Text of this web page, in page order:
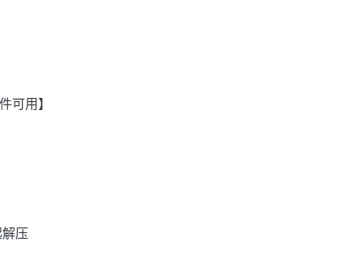
可用】
压